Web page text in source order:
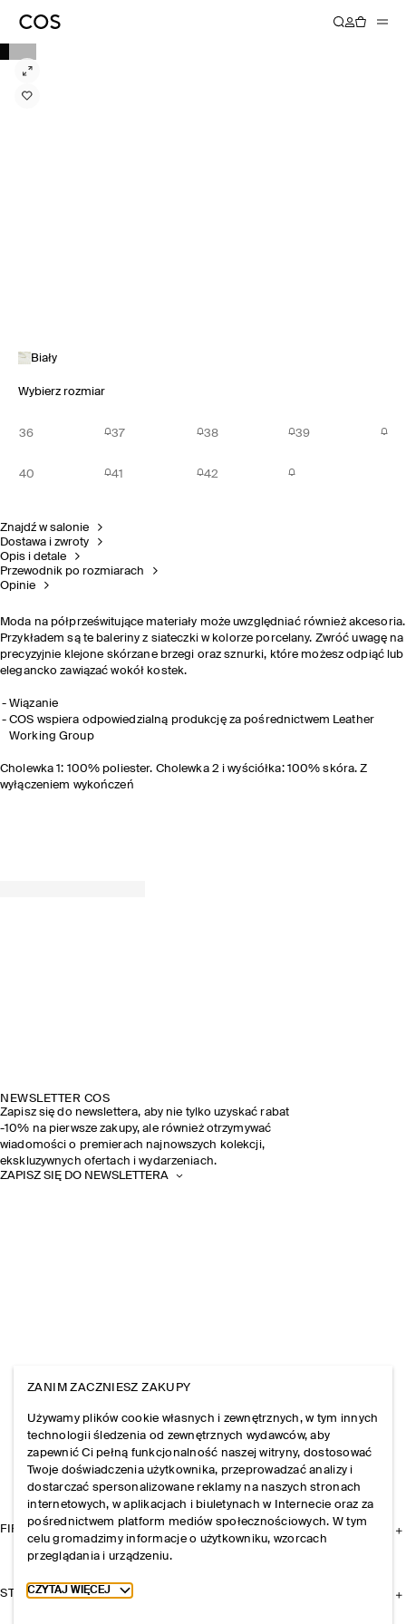
Biały
Wybierz rozmiar
36 37 38 39
40 41 42
Znajdź w salonie
Dostawa i zwroty
Opis i detale
Przewodnik po rozmiarach
Opinie
Moda na półprześwitujące materiały może uwzględniać również akcesoria.
Przykładem są te baleriny z siateczki w kolorze porcelany. Zwróć uwagę na
precyzyjnie klejone skórzane brzegi oraz sznurki, które możesz odpiąć lub
elegancko zawiązać wokół kostek.
Wiązanie
COS wspiera odpowiedzialną produkcję za pośrednictwem Leather
Working Group
Cholewka 1: 100% poliester. Cholewka 2 i wyściółka: 100% skóra. Z
wyłączeniem wykończeń
NEWSLETTER COS
Zapisz się do newslettera, aby nie tylko uzyskać rabat
-10% na pierwsze zakupy, ale również otrzymywać
wiadomości o premierach najnowszych kolekcji,
ekskluzywnych ofertach i wydarzeniach.
ZAPISZ SIĘ DO NEWSLETTERA
FIRMA
STREFA KLIENTA
ZANIM ZACZNIESZ ZAKUPY
Używamy plików cookie własnych i zewnętrznych, w tym innych
technologii śledzenia od zewnętrznych wydawców, aby
zapewnić Ci pełną funkcjonalność naszej witryny, dostosować
Twoje doświadczenia użytkownika, przeprowadzać analizy i
dostarczać spersonalizowane reklamy na naszych stronach
internetowych, w aplikacjach i biuletynach w Internecie oraz za
pośrednictwem platform mediów społecznościowych. W tym
celu gromadzimy informacje o użytkowniku, wzorcach
przeglądania i urządzeniu.
Toggle more cookie information
CZYTAJ WIĘCEJ